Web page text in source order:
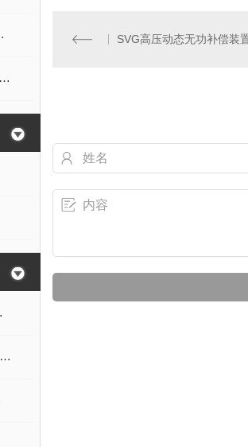
SVG高压动态无功补偿装